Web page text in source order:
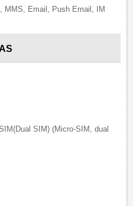
MMS, Email, Push Email, IM
SIM) (Micro-SIM, dual